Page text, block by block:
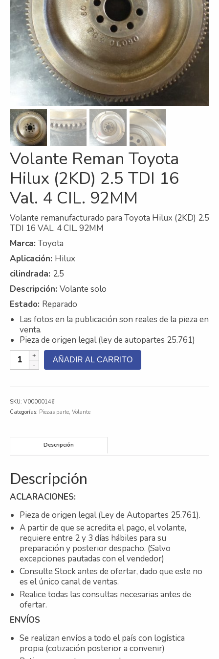
Refrigeración
Servicios
A campo
Comercial y Servicios
Desarmadero
Generación
Inyección
Mecanizado
Motores
Reman
Turbos
Contacto
Nosotros
Galeria
Trabaja con nosotros
Volante Reman Toyota
Hilux (2KD) 2.5 TDI 16
Val. 4 CIL. 92MM
Volante remanufacturado para Toyota Hilux (2KD) 2.5
TDI 16 VAL. 4 CIL. 92MM
Marca: Toyota
Aplicación: Hilux
cilindrada: 2.5
Descripción: Volante solo
Estado: Reparado
Las fotos en la publicación son reales de la pieza en
venta.
Pieza de origen legal (ley de autopartes 25.761)
Volante
Reman
2.5
TDI
Val.
CIL.
cantidad
AÑADIR AL CARRITO
SKU: V00000146
Categorías: Piezas parte, Volante
Descripción
Descripción
ACLARACIONES:
Pieza de origen legal (Ley de Autopartes 25.761).
A partir de que se acredita el pago, el volante,
requiere entre 2 y 3 días hábiles para su
preparación y posterior despacho. (Salvo
excepciones pautadas con el vendedor)
Consulte Stock antes de ofertar, dado que este no
es el único canal de ventas.
Realice todas las consultas necesarias antes de
ofertar.
ENVÍOS
Se realizan envíos a todo el país con logística
propia (cotización posterior a convenir)